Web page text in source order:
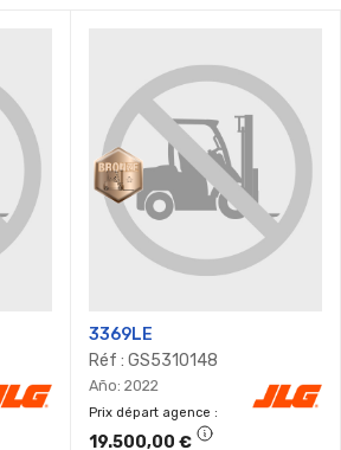
3369LE
Réf : GS5310148
Año: 2022
Prix départ agence
19.500,00 €